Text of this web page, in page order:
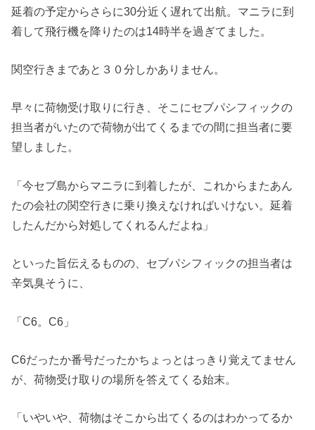
延着の予定からさらに30分近く遅れて出航。マニラに到
着して飛行機を降りたのは14時半を過ぎてました。
関空行きまであと３０分しかありません。
早々に荷物受け取りに行き、そこにセブパシフィックの
担当者がいたので荷物が出てくるまでの間に担当者に要
望しました。
「今セブ島からマニラに到着したが、これからまたあん
たの会社の関空行きに乗り換えなければいけない。延着
したんだから対処してくれるんだよね」
といった旨伝えるものの、セブパシフィックの担当者は
辛気臭そうに、
「C6。C6」
C6だったか番号だったかちょっとはっきり覚えてません
が、荷物受け取りの場所を答えてくる始末。
「いやいや、荷物はそこから出てくるのはわかってるか